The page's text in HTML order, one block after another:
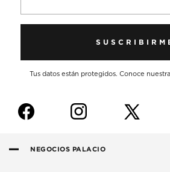
Tus datos están protegidos. Conoce nuestra
f i
NEGOCIOS PALACIO